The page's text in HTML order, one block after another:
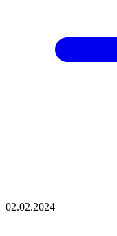
02.02.2024